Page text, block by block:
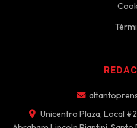
Unicentro Plaza, Local